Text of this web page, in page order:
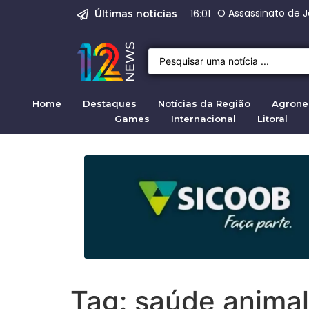
Últimas notícias 16:01
09:04 Ra
Justiça pela
Justiça para
Justiça pela
Quirno destaca
Home Destaques Notícias da Região
Games
Internacional Litoral
Tag: saúde animal